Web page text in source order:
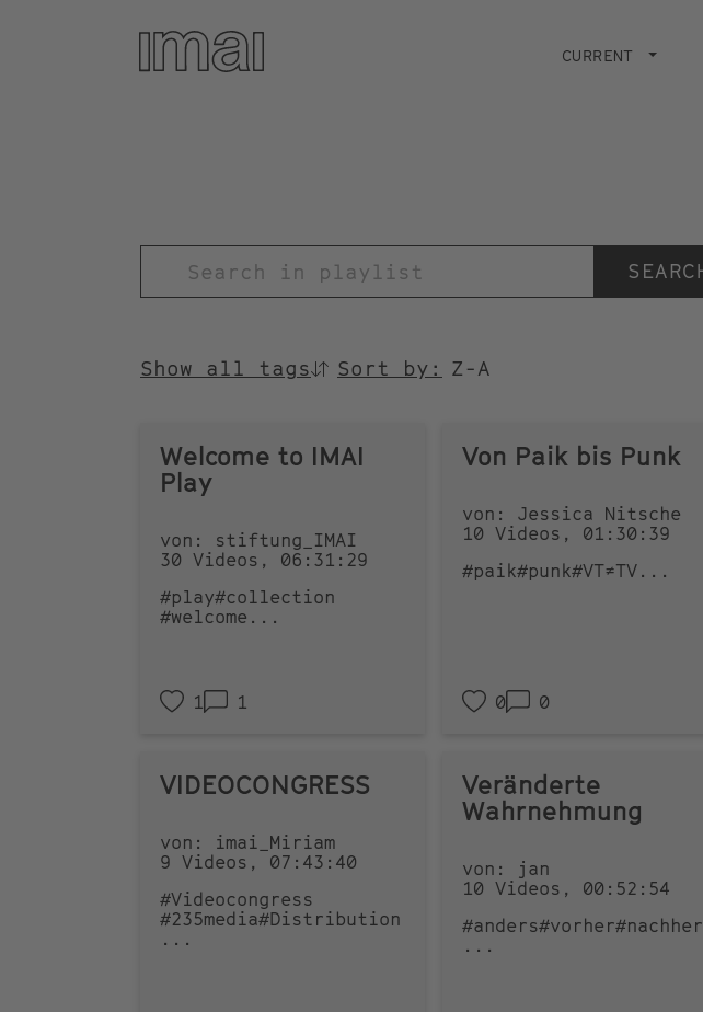
navigation
CURRENT
Show all tagsSORTIEREN
Sort by:
Welcome to IMAI
Play
von: stiftung_IMAI
30 Videos, 06:31:29
#play#collection
#welcome ...
1 1
Von Paik bis Punk
von: Jessica Nitsche
10 Videos, 01:30:39
#paik#punk#VT≠TV ...
0 0
VIDEOCONGRESS
von: imai_Miriam
9 Videos, 07:43:40
#Videocongress
#235media#Distribution
...
Veränderte
Wahrnehmung
von: jan
10 Videos, 00:52:54
#anders#vorher#nachher
...